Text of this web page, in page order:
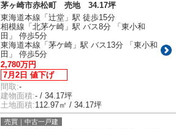
茅ヶ崎市赤松町 売地 34.17坪
東海道本線「辻堂」駅 徒歩15分
相模線「北茅ケ崎」駅 バス8分 「東小和
田」 停歩5分
東海道本線「茅ケ崎」駅 バス13分 「東小和
田」 停歩5分
2,780万円
7月2日 値下げ
間取:-
建物面積:- / 34.17坪
土地面積:112.97㎡ / 34.17坪
売買｜中古一戸建